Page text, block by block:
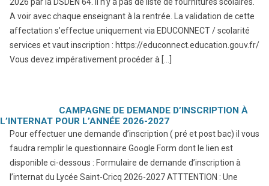
A voir avec chaque enseignant à la rentrée. La validation de cette
affectation s’effectue uniquement via EDUCONNECT / scolarité
services et vaut inscription : https://educonnect.education.gouv.fr/
Vous devez impérativement procéder à […]
CAMPAGNE DE DEMANDE D’INSCRIPTION À
L’INTERNAT POUR L’ANNÉE 2026-2027
Pour effectuer une demande d’inscription ( pré et post bac) il vous
faudra remplir le questionnaire Google Form dont le lien est
disponible ci-dessous : Formulaire de demande d’inscription à
l’internat du Lycée Saint-Cricq 2026-2027 ATTTENTION : Une